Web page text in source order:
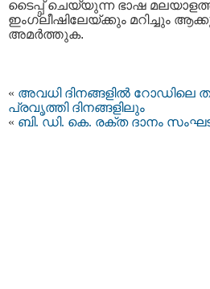
ടൈപ്പ്‌ ചെയ്യുന്ന ഭാഷ
ഇംഗ്ലീഷിലേയ്ക്കും മറിച്ചും
അമര്‍ത്തുക.
« അവധി ദിനങ്ങളിൽ റോഡിലെ
പ്രവൃത്തി ദിനങ്ങളിലും
« ബി. ഡി. കെ. രക്ത ദാനം